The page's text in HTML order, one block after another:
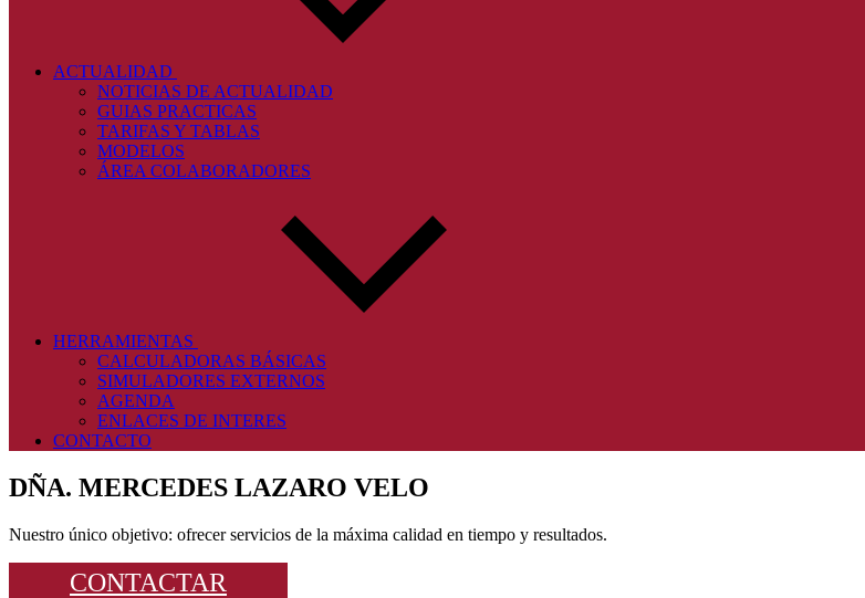
ACTUALIDAD
NOTICIAS DE ACTUALIDAD
GUIAS PRACTICAS
TARIFAS Y TABLAS
MODELOS
ÁREA COLABORADORES
HERRAMIENTAS
CALCULADORAS BÁSICAS
SIMULADORES EXTERNOS
AGENDA
ENLACES DE INTERES
CONTACTO
DÑA. MERCEDES LAZARO VELO
Nuestro único objetivo: ofrecer servicios de la máxima calidad en tiempo y resultados.
CONTACTAR